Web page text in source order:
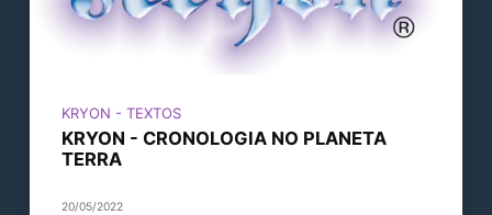
KRYON - TEXTOS
KRYON - CRONOLOGIA NO PLANETA
TERRA
20/05/2022